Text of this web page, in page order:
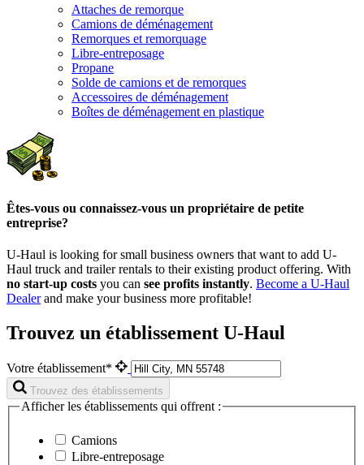
Attaches de remorque
Camions de déménagement
Remorques et remorquage
Libre-entreposage
Propane
Solde de camions et de remorques
Accessoires de déménagement
Boîtes de déménagement en plastique
Êtes-vous ou connaissez-vous un propriétaire de petite
entreprise?
U-Haul is looking for small business owners that want to add U-
Haul truck and trailer rentals to their existing product offering. With
no start-up costs you can see profits instantly. Become a U-Haul
Dealerand make your business more profitable!
Trouvez un établissement U-Haul
Votre établissement*
Trouvez des établissements
Afficher les établissements qui offrent :
Camions
Libre-entreposage